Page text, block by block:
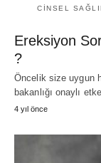
CINSEL
Ereksiyon
?
Öncelik size uygun
bakanlığı onaylı
4 yıl önce